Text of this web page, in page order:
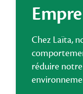
Chez Laïta,
réduire